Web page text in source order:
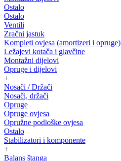
Ostalo
Ostalo
Ventili
Zračni jastuk
Kompleti ovjesa (amortizeri i opruge)
Ležajevi kotača i glavčine
Montažni dijelovi
Opruge i dijelovi
+
Nosači / Držači
Nosači, držači
Opruge
Opruge ovjesa
Opružne podloške ovjesa
Ostalo
Stabilizatori i komponente
+
Balans štanga